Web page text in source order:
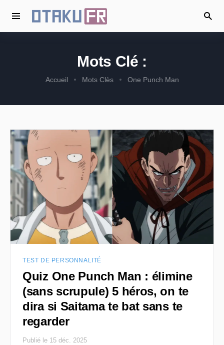
Mots Clé :
Accueil Mots Clès One Punch Man
TEST DE PERSONNALITÉ
Quiz One Punch Man : élimine
(sans scrupule) 5 héros, on te
dira si Saitama te bat sans te
regarder
Publié le 15 déc. 2025